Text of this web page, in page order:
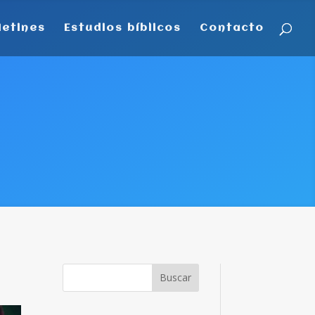
Estudios bíblicos Contacto